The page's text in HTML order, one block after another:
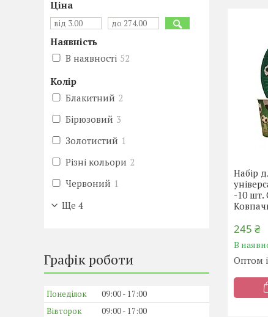
Набір
-10 шт.
245 ₴
В
Оптом
Ціна
Наявність
В наявності 52
Колір
Блакитний 2
Бірюзовий 3
Золотистий 1
Різні кольори 2
Червоний 1
Ще 4
Графік роботи
Понеділок 09:00
17:00
Вівторок
09:00
17:00